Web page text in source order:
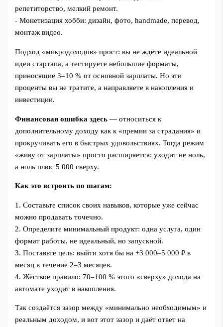
репетиторство, мелкий ремонт.
- Монетизация хобби: дизайн, фото, handmade, перевод,
монтаж видео.
Подход «микродоходов» прост: вы не ждёте идеальной
идеи стартапа, а тестируете небольшие форматы,
приносящие 3–10 % от основной зарплаты. Но эти
проценты вы не тратите, а направляете в накопления и
инвестиции.
Финансовая ошибка здесь — относиться к
дополнительному доходу как к «премии за страдания» и
прокручивать его в быстрых удовольствиях. Тогда режим
«живу от зарплаты» просто расширяется: уходит не ноль,
а ноль плюс 5 000 сверху.
Как это встроить по шагам:
1. Составьте список своих навыков, которые уже сейчас
можно продавать точечно.
2. Определите минимальный продукт: одна услуга, один
формат работы, не идеальный, но запускной.
3. Поставьте цель: выйти хотя бы на +3 000–5 000 ₽ в
месяц в течение 2–3 месяцев.
4. Жёсткое правило: 70–100 % этого «сверху» дохода на
автомате уходит в накопления.
Так создаётся зазор между «минимально необходимым» и
реальным доходом, и вот этот зазор и даёт ответ на